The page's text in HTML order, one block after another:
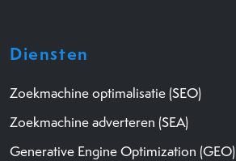
Diensten
Zoekmachine optimalisatie (SEO)
Zoekmachine adverteren (SEA)
Generative Engine Optimization (GEO)